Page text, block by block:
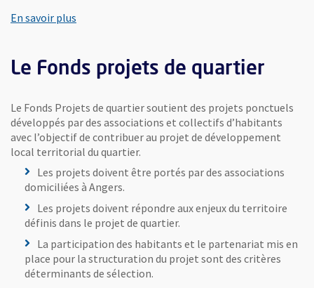
En savoir plus
Le Fonds projets de quartier
Le Fonds Projets de quartier soutient des projets ponctuels
développés par des associations et collectifs d’habitants
avec l’objectif de contribuer au projet de développement
local territorial du quartier.
Les projets doivent être portés par des associations
domiciliées à Angers.
Les projets doivent répondre aux enjeux du territoire
définis dans le projet de quartier.
La participation des habitants et le partenariat mis en
place pour la structuration du projet sont des critères
déterminants de sélection.